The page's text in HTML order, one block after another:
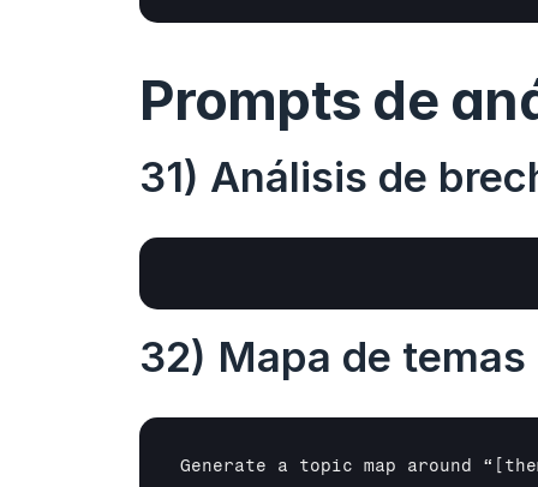
Prompts de
31) Análisis de
32) Mapa de temas
Generate a topic map around “